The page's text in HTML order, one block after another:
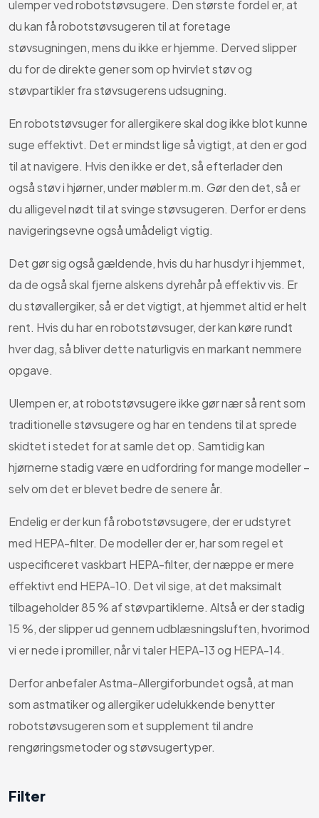
ulemper ved robotstøvsugere. Den største fordel er, at
du kan få robotstøvsugeren til at foretage
støvsugningen, mens du ikke er hjemme. Derved slipper
du for de direkte gener som op hvirvlet støv og
støvpartikler fra støvsugerens udsugning.
En robotstøvsuger for allergikere skal dog ikke blot kunne
suge effektivt. Det er mindst lige så vigtigt, at den er god
til at navigere. Hvis den ikke er det, så efterlader den
også støv i hjørner, under møbler m.m. Gør den det, så er
du alligevel nødt til at svinge støvsugeren. Derfor er dens
navigeringsevne også umådeligt vigtig.
Det gør sig også gældende, hvis du har husdyr i hjemmet,
da de også skal fjerne alskens dyrehår på effektiv vis. Er
du støvallergiker, så er det vigtigt, at hjemmet altid er helt
rent. Hvis du har en robotstøvsuger, der kan køre rundt
hver dag, så bliver dette naturligvis en markant nemmere
opgave.
Ulempen er, at robotstøvsugere ikke gør nær så rent som
traditionelle støvsugere og har en tendens til at sprede
skidtet i stedet for at samle det op. Samtidig kan
hjørnerne stadig være en udfordring for mange modeller –
selv om det er blevet bedre de senere år.
Endelig er der kun få robotstøvsugere, der er udstyret
med HEPA-filter. De modeller der er, har som regel et
uspecificeret vaskbart HEPA-filter, der næppe er mere
effektivt end HEPA-10. Det vil sige, at det maksimalt
tilbageholder 85 % af støvpartiklerne. Altså er der stadig
15 %, der slipper ud gennem udblæsningsluften, hvorimod
vi er nede i promiller, når vi taler HEPA-13 og HEPA-14.
Derfor anbefaler Astma-Allergiforbundet også, at man
som astmatiker og allergiker udelukkende benytter
robotstøvsugeren som et supplement til andre
rengøringsmetoder og støvsugertyper.
Filter